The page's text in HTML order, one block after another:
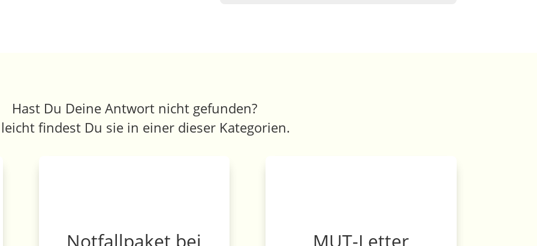
Hast Du Deine Antwort nicht gefunden?
findest Du sie in einer dieser Kategorien.
Notfallpaket bei
MUT-Letter